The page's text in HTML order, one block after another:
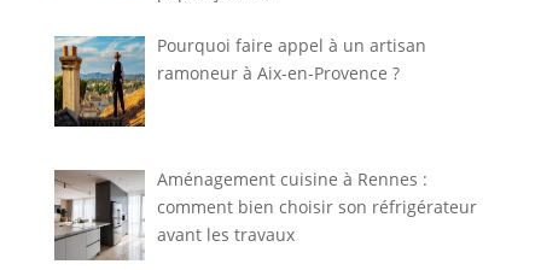
Pourquoi faire appel à un artisan
ramoneur à Aix-en-Provence ?
Aménagement cuisine à Rennes :
comment bien choisir son réfrigérateur
avant les travaux